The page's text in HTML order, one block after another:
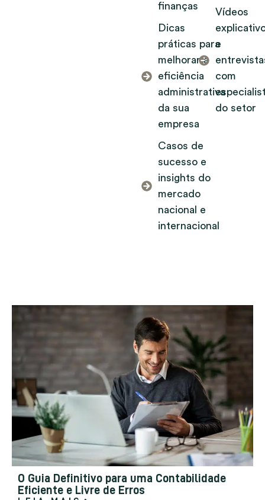
finanças
Dicas
práticas para
melhorar a
eficiência
administrativa
da sua
empresa
Casos de
sucesso e
insights do
mercado
nacional e
internacional
Vídeos
e
com
do setor
O Guia Definitivo para uma Contabilidade
Eficiente e Livre de Erros